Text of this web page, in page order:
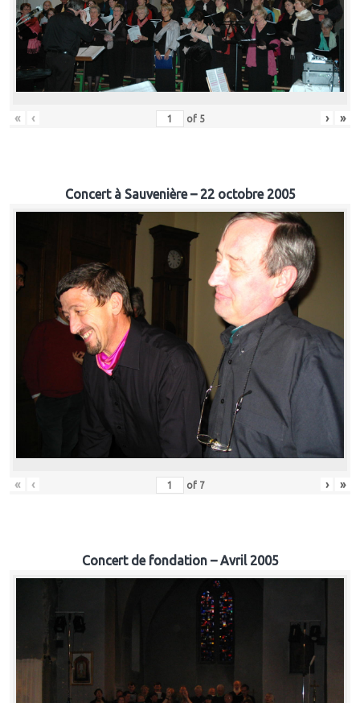
« ‹ of 5 › »
Concert à Sauvenière – 22 octobre 2005
« ‹ of 7 › »
Concert de fondation – Avril 2005